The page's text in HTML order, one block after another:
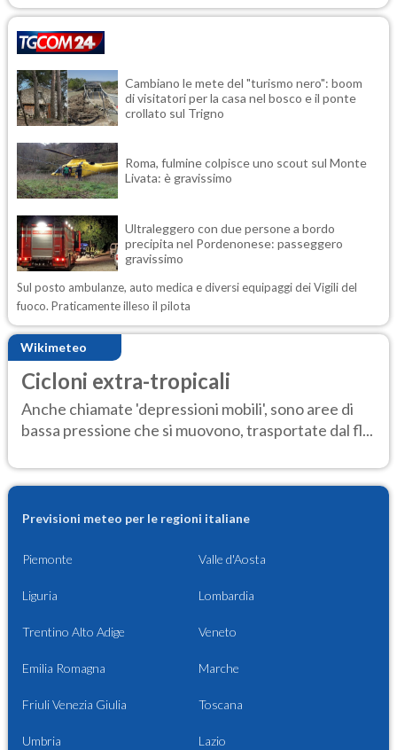
Cambiano le mete del "turismo nero": boom
di visitatori per la casa nel bosco e il ponte
crollato sul Trigno
Roma, fulmine colpisce uno scout sul Monte
Livata: è gravissimo
Ultraleggero con due persone a bordo
precipita nel Pordenonese: passeggero
gravissimo
Sul posto ambulanze, auto medica e diversi equipaggi dei Vigili del
fuoco. Praticamente illeso il pilota
Wikimeteo
Cicloni extra-tropicali
Anche chiamate 'depressioni mobili', sono aree di
bassa pressione che si muovono, trasportate dal fl...
Previsioni meteo per le regioni italiane
Piemonte Valle d'Aosta
Liguria Lombardia
Trentino Alto Adige Veneto
Emilia Romagna Marche
Friuli Venezia Giulia Toscana
Umbria Lazio